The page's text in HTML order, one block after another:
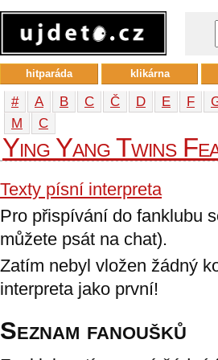
# A B C Č D E F
М
С
Ying Yang Twins
Texty písní interpreta
Pro přispívání do fanklubu
můžete psát na chat).
Zatím nebyl vložen žádný
interpreta jako první!
Seznam fanoušků
hitparáda klikárna